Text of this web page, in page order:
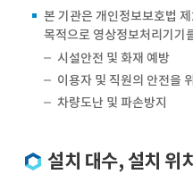
본 기관은 개인정보보호법
목적으로 영상정보처리기기
시설안전 및 화재 예방
이용자 및 직원의 안전을
차량도난 및 파손방지
설치 대수, 설치 위